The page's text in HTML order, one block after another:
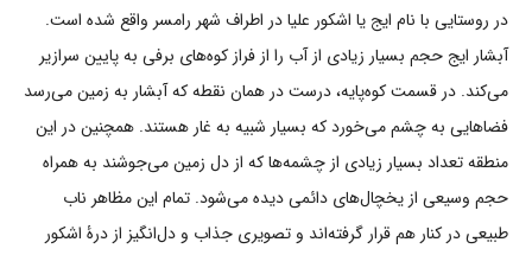
در روستایی با نام ایج یا اشکور علیا در اطراف شهر رامسر واقع شده است.
آبشار ایج حجم بسیار زیادی از آب را از فراز کوه‌های برفی به پایین سرازیر
می‌کند. در قسمت کوه‌پایه، درست در همان نقطه که آبشار به زمین می‌رسد
فضاهایی به چشم می‌خورد که بسیار شبیه به غار هستند. همچنین در این
منطقه تعداد بسیار زیادی از چشمه‌ها که از دل زمین می‌جوشند به همراه
حجم وسیعی از یخچال‌های دائمی دیده می‌شود. تمام این مظاهر ناب
طبیعی در کنار هم قرار گرفته‌اند و تصویری جذاب و دل‌انگیز از درۀ اشکور